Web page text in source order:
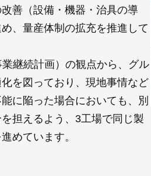
善（設備・機器・治具の導
、量産体制の拡充を推進して
継続計画）の観点から、グル
を図っており、現地事情など
に陥った場合においても、別
担えるよう、3工場で同じ製
めています。